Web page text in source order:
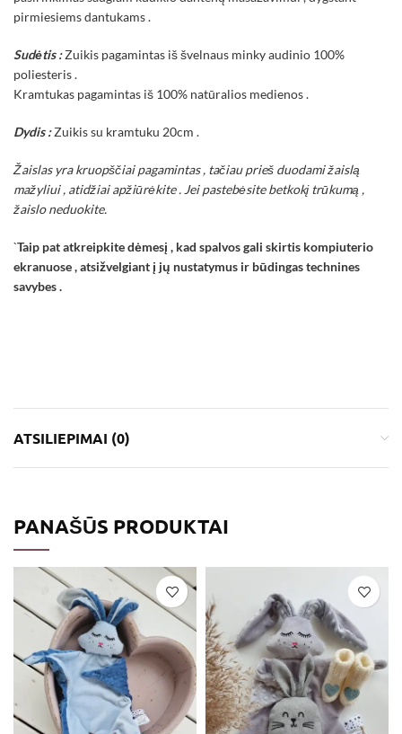
pirmiesiems dantukams .
Sudėtis :Zuikis pagamintas iš švelnaus minky audinio 100%
poliesteris .
Kramtukas pagamintas iš 100% natūralios medienos .
Dydis :Zuikis su kramtuku 20cm .
Žaislas yra kruopščiai pagamintas , tačiau prieš duodami žaislą
mažyliui , atidžiai apžiūrėkite . Jei pastebėsite betkokį trūkumą ,
žaislo neduokite.
`Taip pat atkreipkite dėmesį , kad spalvos gali skirtis kompiuterio
ekranuose , atsižvelgiant į jų nustatymus ir būdingas technines
savybes .
ATSILIEPIMAI (0)
PANAŠŪS PRODUKTAI